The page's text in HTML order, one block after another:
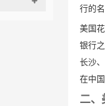
行的
美国
银行
长沙
在中
二、